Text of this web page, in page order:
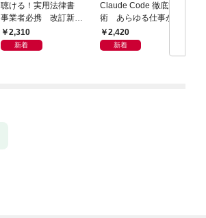
聴ける！実用法律書
事業者必携 改訂新
版 中小企業のための
株式会社【株主総会・
2,310
新着
Claude Code 徹底活用
術 あらゆる仕事が爆
速化する
2,420
新着